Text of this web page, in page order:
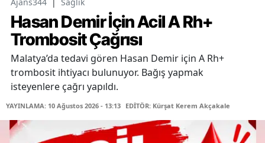
Ajans344 | Sağlık
Hasan Demir İçin Acil A Rh+
Trombosit Çağrısı
Malatya’da tedavi gören Hasan Demir için A Rh+
trombosit ihtiyacı bulunuyor. Bağış yapmak
isteyenlere çağrı yapıldı.
YAYINLAMA: 10 Ağustos 2026 - 13:13 EDİTÖR: Kürşat Kerem Akçakale